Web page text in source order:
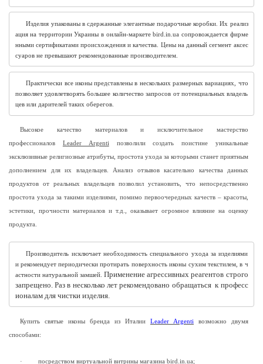
Изделия упакованы в сдержанные элегантные подарочные коробки. Их реализ
ация на территории Украины в онлайн-маркете bird.in.ua сопровождается фирме
нными сертификатами происхождения и качества. Цены на данный сегмент аксес
суаров не превышают рекомендованные производителем.
Практически все иконы представлены в нескольких размерных вариациях, что
позволяет удовлетворять большее количество запросов от потенциальных владель
цев или дарителей таких оберегов.
Высокое качество материалов и исключительное мастерство
профессионалов Leader Argenti позволили создать поистине уникальные
эксклюзивные религиозные атрибуты, простота ухода за которыми станет приятным
дополнением для их владельцев. Анализ отзывов касательно качества данных
продуктов от реальных владельцев позволил установить, что непосредственно
простота ухода за такими изделиями, помимо первоочередных качеств – красоты,
эстетики, прочности материалов и т.д., оказывает огромное влияние на оценку
продукта.
Производитель исключает необходимость специального ухода за изделиями
и рекомендует периодически протирать поверхность иконы сухим текстилем, в ч
астности натуральной замшей. Применение агрессивных реагентов строго
запрещено. Раз в несколько лет рекомендовано обращаться  к професс
ионалам для чистки изделия.
Купить святые иконы бренда из Италии Leader Argenti возможно двумя
способами:
· посредством виртуальной витрины магазина bird.in.ua;